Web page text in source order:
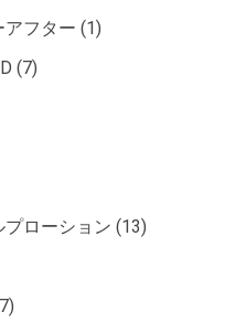
フター (1)
(7)
ローション (13)